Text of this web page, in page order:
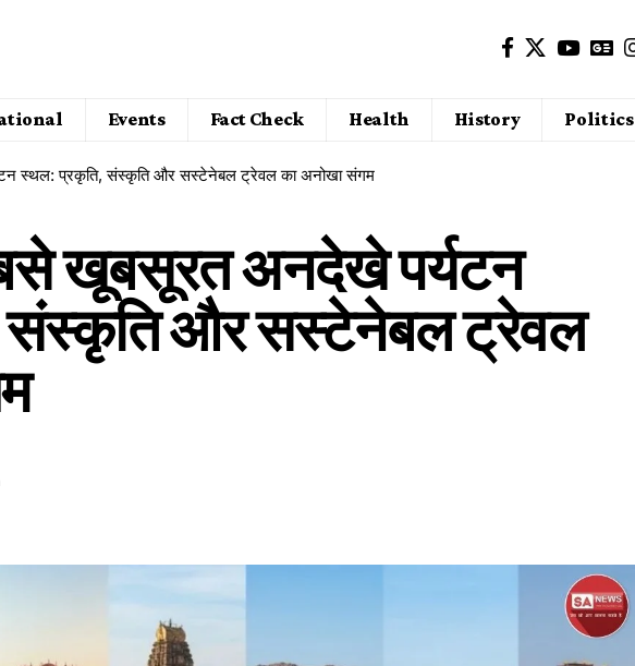
Events Fact Check Health History Politics
स्थल: प्रकृति, संस्कृति और सस्टेनेबल ट्रेवल का अनोखा संगम
खूबसूरत अनदेखे पर्यटन
और सस्टेनेबल ट्रेवल